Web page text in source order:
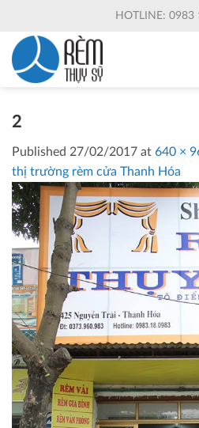
content
HOTLINE: 0983
2
Published 27/02/2017 at 640 ×
thị trường rèm cửa Thanh Hóa